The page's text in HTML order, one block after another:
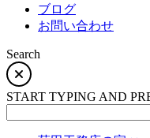
ブログ
お問い合わせ
Search
START TYPING AND